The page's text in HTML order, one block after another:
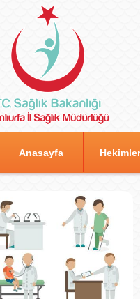
Anasayfa